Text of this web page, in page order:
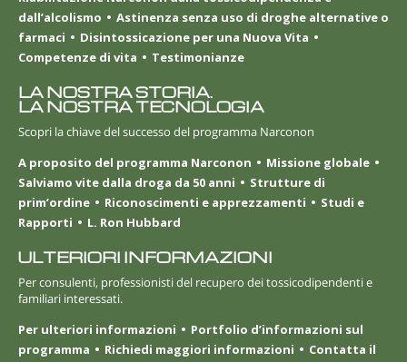
dall’alcolismo
Astinenza senza uso di droghe alternative o
farmaci
Disintossicazione per una Nuova Vita
Competenze di vita
Testimonianze
LA NOSTRA STORIA.
LA NOSTRA TECNOLOGIA
Scopri la chiave del successo del programma Narconon
A proposito del programma Narconon
Missione globale
Salviamo vite dalla droga da 50 anni
Strutture di
prim’ordine
Riconoscimenti e apprezzamenti
Studi e
Rapporti
L. Ron Hubbard
ULTERIORI INFORMAZIONI
Per consulenti, professionisti del recupero dei tossicodipendenti e
familiari interessati.
Per ulteriori informazioni
Portfolio d’informazioni sul
programma
Richiedi maggiori informazioni
Contatta il